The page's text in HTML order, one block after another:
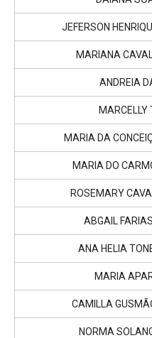
JEFERSON
MARIANA
ANDREIA
MARCELLY
MARIA DA
MARIA DO
ROSEMARY
ABGAIL
ANA HELIA
MARIA
CAMILLA
NORMA